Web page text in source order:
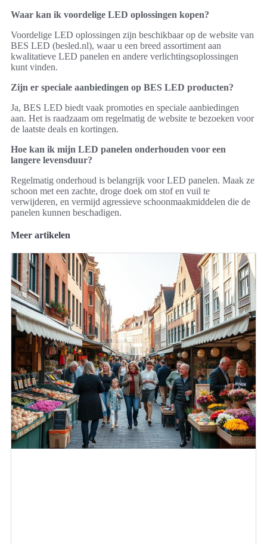
Waar kan ik voordelige LED oplossingen kopen?
Voordelige LED oplossingen zijn beschikbaar op de website van
BES LED (besled.nl), waar u een breed assortiment aan
kwalitatieve LED panelen en andere verlichtingsoplossingen
kunt vinden.
Zijn er speciale aanbiedingen op BES LED producten?
Ja, BES LED biedt vaak promoties en speciale aanbiedingen
aan. Het is raadzaam om regelmatig de website te bezoeken voor
de laatste deals en kortingen.
Hoe kan ik mijn LED panelen onderhouden voor een
langere levensduur?
Regelmatig onderhoud is belangrijk voor LED panelen. Maak ze
schoon met een zachte, droge doek om stof en vuil te
verwijderen, en vermijd agressieve schoonmaakmiddelen die de
panelen kunnen beschadigen.
Meer artikelen